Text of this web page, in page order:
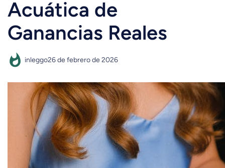
Acuática de
Ganancias Reales
inleggo26 de febrero de 2026